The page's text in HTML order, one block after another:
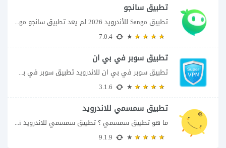
تطبيق سانجو
تطبيق Sango للأندرويد 2026 لم يعد تطبيق سانجو Sango مجرد مساحة لإرسال الرسائل أو...
تطبيق سوبر في بي ان
تطبيق سوبر في بي ان للاندرويد تطبيق سوبر في بي ان من تطبيقات الشبكات...
تطبيق سمسمي للاندرويد
ما هو تطبيق سمسمي ؟ تطبيق سمسمي للاندرويد SimSimi هو برنامج دردشة افتراضية يسمح...